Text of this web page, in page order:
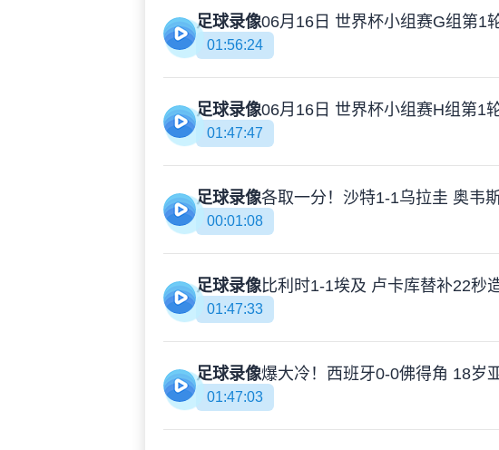
足球录像
01:56:24
足球录像
01:47:47
足球录像
00:01:08
足球录像
01:47:33
足球录像
01:47:03